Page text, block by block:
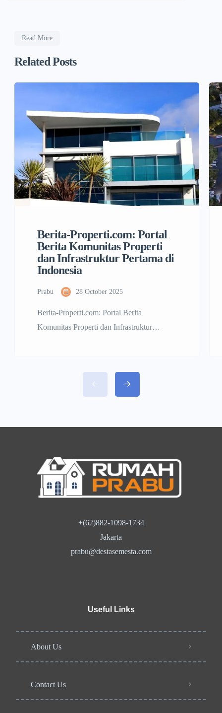
Read More
Related Posts
Berita-Properti.com: Portal
Berita Komunitas Properti
dan Infrastruktur Pertama di
Indonesia
Prabu 28 October 2025
Berita-Properti.com: Portal Berita
Komunitas Properti dan Infrastruktur
tengah pesatnya perkembangan industri
properti dan infrastruktur di Indonesia,
kebutuhan akan media informasi yang
meningkat. Berita-Properti.com hadir
properti dan infrastruktur yang menyediakan
ruang bagi […]
+(62)882-1098-1734
Jakarta
prabu@destasemesta.com
Useful Links
About Us
Contact Us